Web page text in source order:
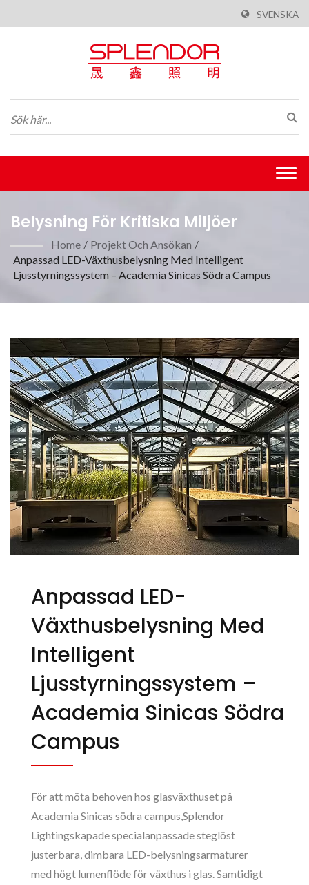
SVENSKA
Belysning För Kritiska Miljöer
Home / Projekt Och Ansökan /
Anpassad LED-Växthusbelysning Med Intelligent
Ljusstyrningssystem – Academia Sinicas Södra Campus
Anpassad LED-
Växthusbelysning Med
Intelligent
Ljusstyrningssystem –
Academia Sinicas Södra
Campus
För att möta behoven hos glasväxthuset på
Academia Sinicas södra campus,Splendor
Lightingskapade specialanpassade steglöst
justerbara, dimbara LED-belysningsarmaturer
med högt lumenflöde för växthus i glas. Samtidigt